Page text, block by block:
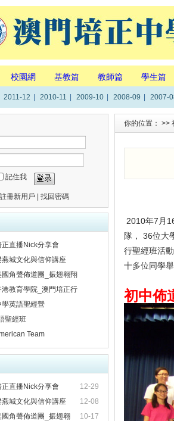
校園網 基教篇 教師篇 學生篇
2011-12 2010-11 2009-10 2008-09 2007-
記住我
註冊新用戶 找回密碼
直播Nick分享會
城文化與信仰講座
角聲佈道團_振翅翱翔
教育學院_澳門培正行
英語聖經營
聖經班
Team
12-29
直播Nick分享會
12-08
城文化與信仰講座
10-17
角聲佈道團_振翅翱
你的位置： >>
2010年7月
隊， 36位大
行聖經班活
十多位同學舉
初中佈